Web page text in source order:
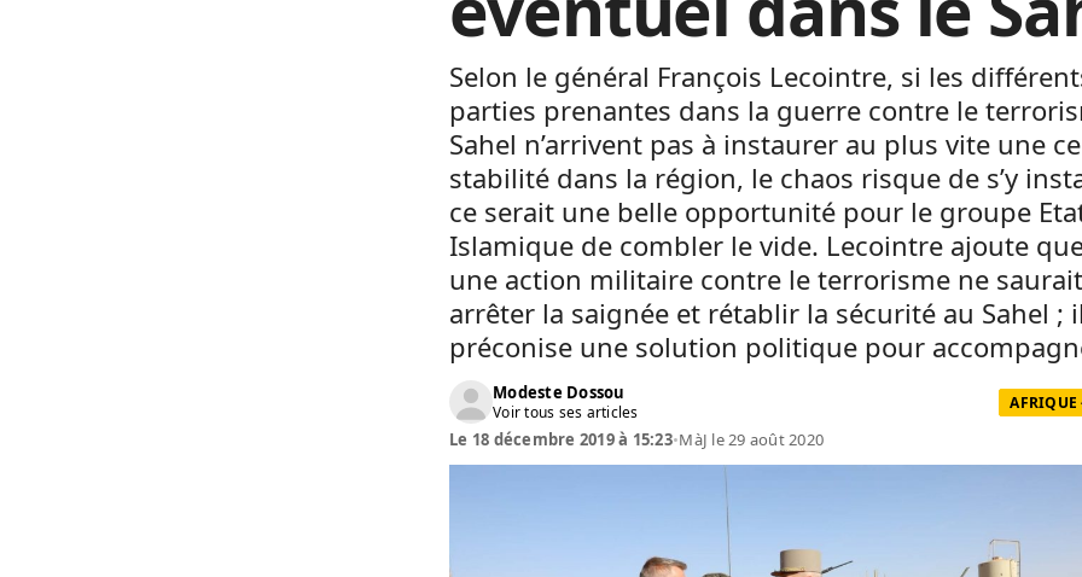
Selon le général François Lecointre, si les
parties prenantes dans la guerre contre le
Sahel n’arrivent pas à instaurer au plus vite une
stabilité dans la région, le chaos risque de s’y
ce serait une belle opportunité pour le groupe
Islamique de combler le vide. Lecointre ajoute
une action militaire contre le terrorisme ne saurait
arrêter la saignée et rétablir la sécurité au Sahel ;
préconise une solution politique pour
Modeste Dossou
Voir tous ses articles AFRIQUE
Le 18 décembre 2019 à 15:23•MàJ le 29 août 2020